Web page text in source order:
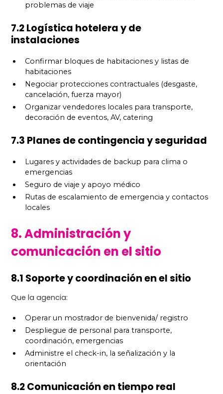
problemas de viaje
7.2 Logística hotelera y de
instalaciones
Confirmar bloques de habitaciones y listas de
habitaciones
Negociar protecciones contractuales (desgaste,
cancelación, fuerza mayor)
Organizar vendedores locales para transporte,
decoración de eventos, AV, catering
7.3 Planes de contingencia y seguridad
Lugares y actividades de backup para clima o
emergencias
Seguro de viaje y apoyo médico
Rutas de escalamiento de emergencia y contactos
locales
8. Administración y
comunicación en el sitio
8.1 Soporte y coordinación en el sitio
Que la agencia:
Operar un mostrador de bienvenida/ registro
Despliegue de personal para transporte,
coordinación, emergencias
Administre el check-in, la señalización y la
orientación
8.2 Comunicación en tiempo real